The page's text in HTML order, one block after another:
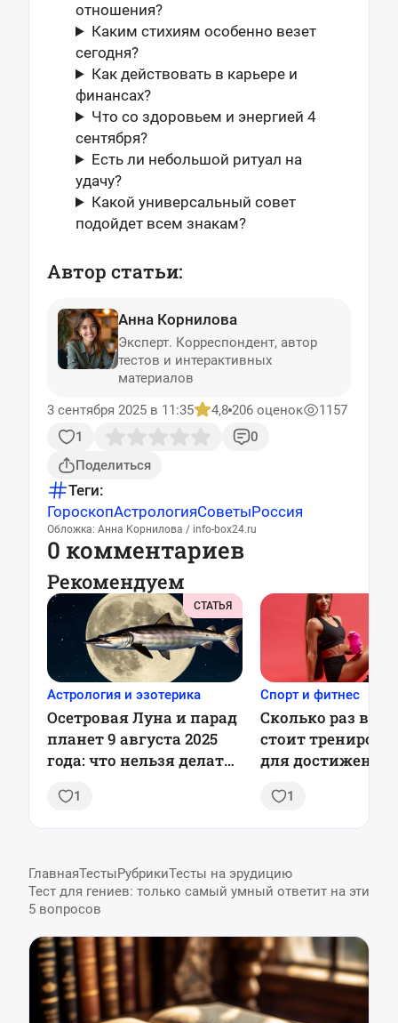
отношения?
Каким стихиям особенно везет
сегодня?
Как действовать в карьере и
финансах?
Что со здоровьем и энергией 4
сентября?
Есть ли небольшой ритуал на
удачу?
Какой универсальный совет
подойдет всем знакам?
Автор статьи:
Анна Корнилова
Эксперт. Корреспондент, автор
тестов и интерактивных
материалов
3 сентября 2025 в 11:35
4,8 206 оценок
1157
1
0
Поделиться
Теги:
ГороскопАстрологияСоветыРоссия
Обложка: Анна Корнилова / info-box24.ru
0 комментариев
Рекомендуем
СТАТЬЯ
Астрология и эзотерика
Осетровая Луна и парад
планет 9 августа 2025
года: что нельзя делать
1
Спорт и фитнес
Сколько раз в
стоит
для достижения
рекомендации
1
ГлавнаяТестыРубрикиТесты на эрудицию
Тест для гениев: только самый умный ответит на эти
5 вопросов